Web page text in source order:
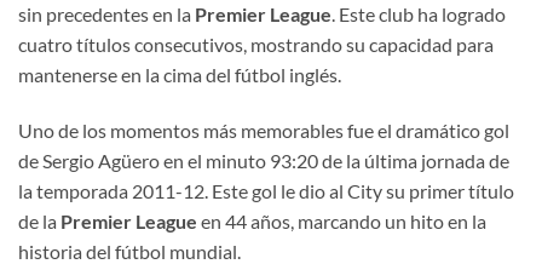
sin precedentes en la Premier League. Este club ha logrado
cuatro títulos consecutivos, mostrando su capacidad para
mantenerse en la cima del fútbol inglés.
Uno de los momentos más memorables fue el dramático gol
de Sergio Agüero en el minuto 93:20 de la última jornada de
la temporada 2011-12. Este gol le dio al City su primer título
de la Premier League en 44 años, marcando un hito en la
historia del fútbol mundial.